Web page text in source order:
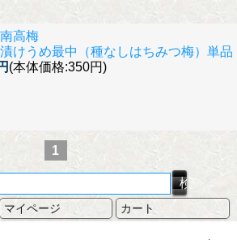
高梅
けうめ最中（種なしはちみつ梅）単品
(本体価格:350円)
1
マイページ カート